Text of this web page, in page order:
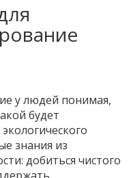
у людей понимая,
будет
знания из
добиться чистого